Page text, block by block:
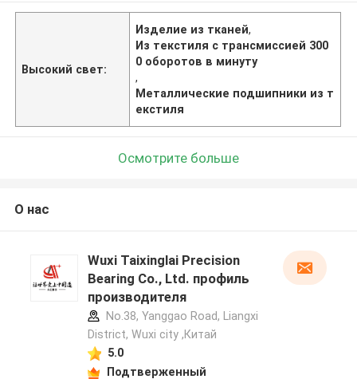
Высокий свет:
Изделие из тканей,
Из текстиля с трансмиссией 300
0 оборотов в минуту
,
Металлические подшипники из т
екстиля
Осмотрите больше
О нас
Wuxi Taixinglai Precision
Bearing Co., Ltd. профиль
производителя
No.38, Yanggao Road, Liangxi
District, Wuxi city ,Китай
5.0
Подтверженный